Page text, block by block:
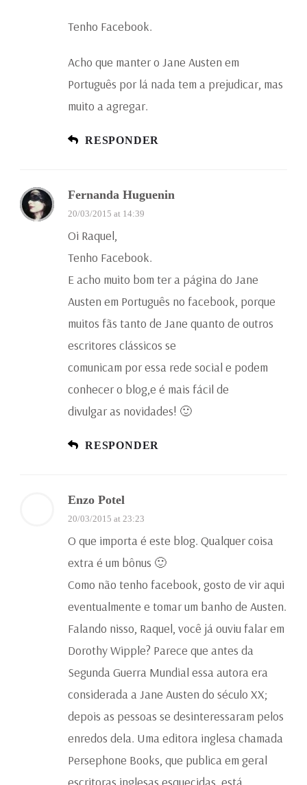
Tenho Facebook.
Acho que manter o Jane Austen em
Português por lá nada tem a prejudicar, mas
muito a agregar.
RESPONDER
Fernanda Huguenin
20/03/2015 at 14:39
Oi Raquel,
Tenho Facebook.
E acho muito bom ter a página do Jane
Austen em Português no facebook, porque
muitos fãs tanto de Jane quanto de outros
escritores clássicos se
comunicam por essa rede social e podem
conhecer o blog,e é mais fácil de
divulgar as novidades! 🙂
RESPONDER
Enzo Potel
20/03/2015 at 23:23
O que importa é este blog. Qualquer coisa
extra é um bônus 🙂
Como não tenho facebook, gosto de vir aqui
eventualmente e tomar um banho de Austen.
Falando nisso, Raquel, você já ouviu falar em
Dorothy Wipple? Parece que antes da
Segunda Guerra Mundial essa autora era
considerada a Jane Austen do século XX;
depois as pessoas se desinteressaram pelos
enredos dela. Uma editora inglesa chamada
Persephone Books, que publica em geral